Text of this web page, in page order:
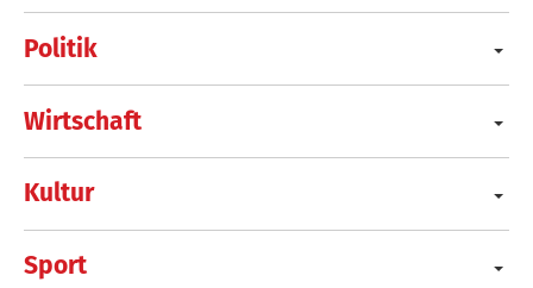
Politik
Wirtschaft
Kultur
Sport